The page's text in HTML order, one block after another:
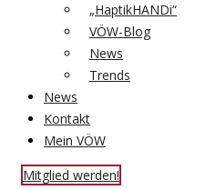
„HaptikHANDi“
VÖW-Blog
News
Trends
News
Kontakt
Mein VÖW
Mitglied werden!